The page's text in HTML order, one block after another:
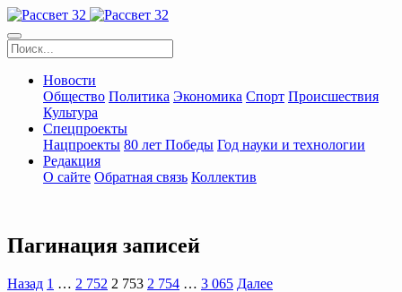
Новости
Общество Политика Экономика Спорт Происшествия
Культура
Спецпроекты
Нацпроекты 80 лет Победы Год науки и технологии
Редакция
О сайте Обратная связь Коллектив
Пагинация записей
Назад 1 … 2 752 2 753 2 754 … 3 065 Далее